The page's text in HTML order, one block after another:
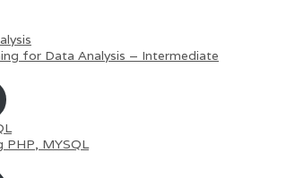
for Data Analysis – Intermediate
PHP, MYSQL